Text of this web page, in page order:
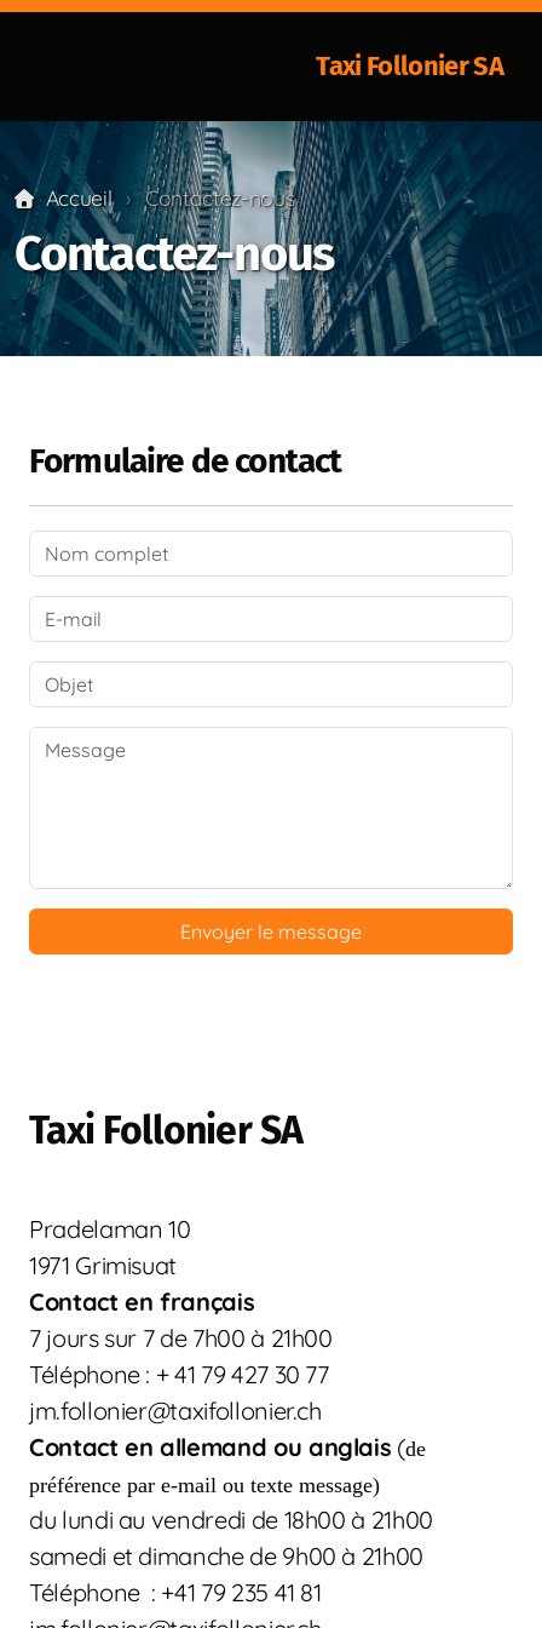
Taxi Follonier SA
Accueil Contactez-nous
Contactez-nous
Formulaire de contact
Envoyer le message
Taxi Follonier SA
Pradelaman 10
1971 Grimisuat
Contact en français
7 jours sur 7 de 7h00 à 21h00
Téléphone : + 41 79 427 30 77
jm.follonier@taxifollonier.ch
Contact en allemand ou anglais (de
préférence par e-mail ou texte message)
du lundi au vendredi de 18h00 à 21h00
samedi et dimanche de 9h00 à 21h00
Téléphone : +41 79 235 41 81